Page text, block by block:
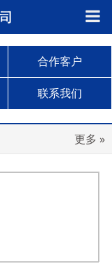
合作客户
联系我们
更多 »